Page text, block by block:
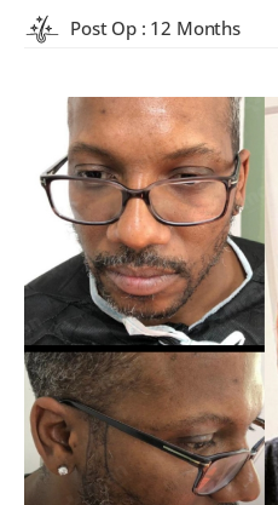
Post Op : 12 Months